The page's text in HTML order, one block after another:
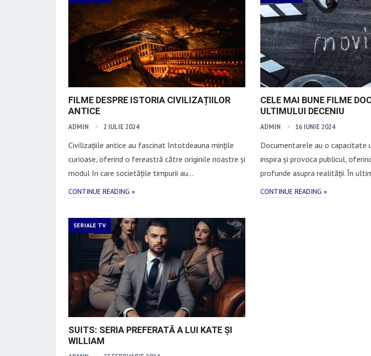
FILME DESPRE ISTORIA CIVILIZAȚIILOR
ANTICE
ADMIN 2 IULIE 2024
Civilizațiile antice au fascinat întotdeauna mințile
curioase, oferind o fereastră către originile noastre și
modul în care societățile timpurii au…
CONTINUE READING »
CELE MAI BUNE FILME
ULTIMULUI DECENIU
ADMIN 16 IUNIE 2024
Documentarele au o capacitate
inspira și provoca publicul,
profunde asupra realității. În
CONTINUE READING »
SERIALE TV
SUITS: SERIA PREFERATĂ A LUI KATE ȘI
WILLIAM